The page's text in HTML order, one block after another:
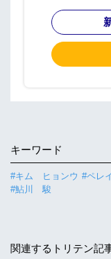
キーワード
#キム ヒョンウ #ペレ
#鮎川 駿
関連するトリテン記